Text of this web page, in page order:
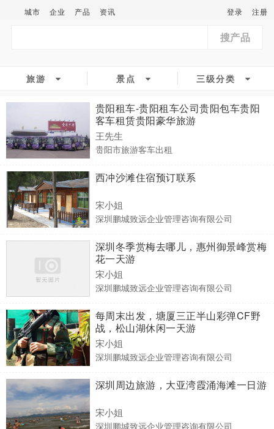
城市 企业 产品 资讯 登录 注册
搜产品
旅游 景点 三级分类
贵阳租车-贵阳租车公司贵阳包车贵阳
客车租赁贵阳豪华旅游
王先生
贵阳市旅游客车出租
西冲沙滩住宿预订联系
宋小姐
深圳鹏城致远企业管理咨询有限公司
深圳冬季赏梅去哪儿，惠州御景峰赏梅
花一天游
宋小姐
深圳鹏城致远企业管理咨询有限公司
每周末出发，塘厦三正半山彩弹CF野
战，松山湖休闲一天游
宋小姐
深圳鹏城致远企业管理咨询有限公司
深圳周边旅游，大亚湾霞涌海滩一日游
宋小姐
深圳鹏城致远企业管理咨询有限公司